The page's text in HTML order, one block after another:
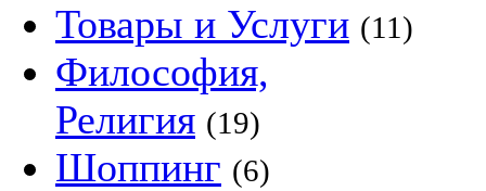
Товары и Услуги (11)
Философия,
Религия (19)
Шоппинг (6)